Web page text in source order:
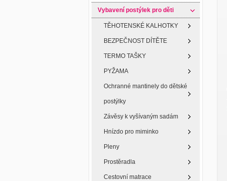
Vybavení postýlek pro děti
TĚHOTENSKÉ KALHOTKY
BEZPEČNOST DÍTĚTE
TERMO TAŠKY
PYŽAMA
Ochranné mantinely do dětské
postýlky
Závěsy k vyšívaným sadám
Hnízdo pro miminko
Pleny
Prostěradla
Cestovní matrace